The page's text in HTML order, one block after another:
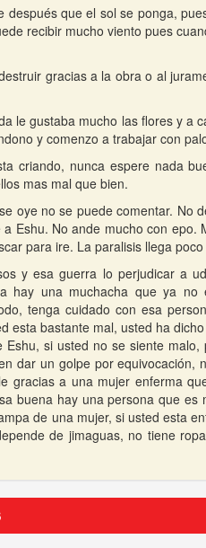
que el sol se ponga,
recibir mucho viento pues
gracias a la obra o al
le gustaba mucho las flores y a
y comenzo a trabajar con
criando, nunca espere nada
mas mal que bien.
oye no se puede comentar. No
Eshu. No ande mucho con epo.
para ire. La paralisis llega
y esa guerra lo perjudicar a
hay una muchacha que ya no
tenga cuidado con esa
esta bastante mal, usted ha
si usted no se siente
dar un golpe por equivocación,
gracias a una mujer enferma
buena hay una persona que es
de una mujer, si usted esta
de jimaguas, no tiene